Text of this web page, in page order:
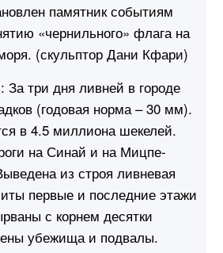
памятник событиям
«чернильного» флага на
(скульптор Дани Кфари)
За три дня ливней в городе
(годовая норма – 30 мм).
в 4.5 миллиона шекелей.
на Синай и на Мицпе-
из строя ливневая
первые и последние этажи
с корнем десятки
убежища и подвалы.